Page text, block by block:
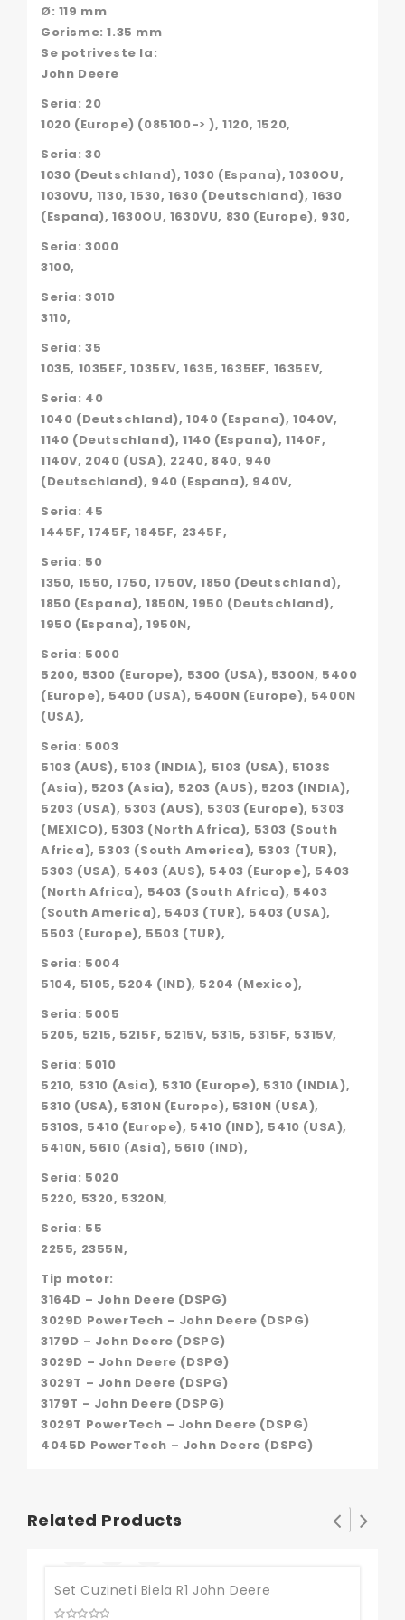
Ø: 119 mm
Gorisme: 1.35 mm
Se potriveste la:
John Deere
Seria: 20
1020 (Europe) (085100-> ), 1120, 1520,
Seria: 30
1030 (Deutschland), 1030 (Espana), 1030OU,
1030VU, 1130, 1530, 1630 (Deutschland), 1630
(Espana), 1630OU, 1630VU, 830 (Europe), 930,
Seria: 3000
3100,
Seria: 3010
3110,
Seria: 35
1035, 1035EF, 1035EV, 1635, 1635EF, 1635EV,
Seria: 40
1040 (Deutschland), 1040 (Espana), 1040V,
1140 (Deutschland), 1140 (Espana), 1140F,
1140V, 2040 (USA), 2240, 840, 940
(Deutschland), 940 (Espana), 940V,
Seria: 45
1445F, 1745F, 1845F, 2345F,
Seria: 50
1350, 1550, 1750, 1750V, 1850 (Deutschland),
1850 (Espana), 1850N, 1950 (Deutschland),
1950 (Espana), 1950N,
Seria: 5000
5200, 5300 (Europe), 5300 (USA), 5300N, 5400
(Europe), 5400 (USA), 5400N (Europe), 5400N
(USA),
Seria: 5003
5103 (AUS), 5103 (INDIA), 5103 (USA), 5103S
(Asia), 5203 (Asia), 5203 (AUS), 5203 (INDIA),
5203 (USA), 5303 (AUS), 5303 (Europe), 5303
(MEXICO), 5303 (North Africa), 5303 (South
Africa), 5303 (South America), 5303 (TUR),
5303 (USA), 5403 (AUS), 5403 (Europe), 5403
(North Africa), 5403 (South Africa), 5403
(South America), 5403 (TUR), 5403 (USA),
5503 (Europe), 5503 (TUR),
Seria: 5004
5104, 5105, 5204 (IND), 5204 (Mexico),
Seria: 5005
5205, 5215, 5215F, 5215V, 5315, 5315F, 5315V,
Seria: 5010
5210, 5310 (Asia), 5310 (Europe), 5310 (INDIA),
5310 (USA), 5310N (Europe), 5310N (USA),
5310S, 5410 (Europe), 5410 (IND), 5410 (USA),
5410N, 5610 (Asia), 5610 (IND),
Seria: 5020
5220, 5320, 5320N,
Seria: 55
2255, 2355N,
Tip motor:
3164D – John Deere (DSPG)
3029D PowerTech – John Deere (DSPG)
3179D – John Deere (DSPG)
3029D – John Deere (DSPG)
3029T – John Deere (DSPG)
3179T – John Deere (DSPG)
3029T PowerTech – John Deere (DSPG)
4045D PowerTech – John Deere (DSPG)
Related Products
Set Cuzineti Biela R1 John Deere